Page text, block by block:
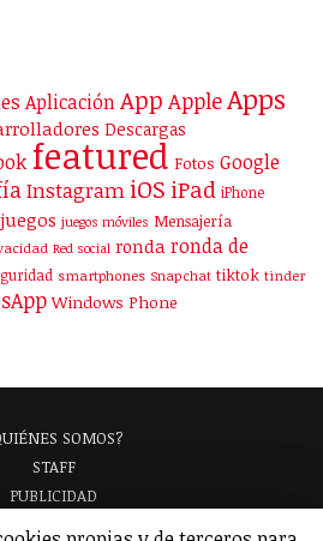
Aplicación App AppleApps
Descargas
featured Fotos Google
Instagram iOS iPad iPhone
juegos juegos móviles Mensajería
Red social ronda ronda de
smartphones Snapchat tiktok tinder
Windows Phone
SOMOS?
STAFF
PUBLICIDAD